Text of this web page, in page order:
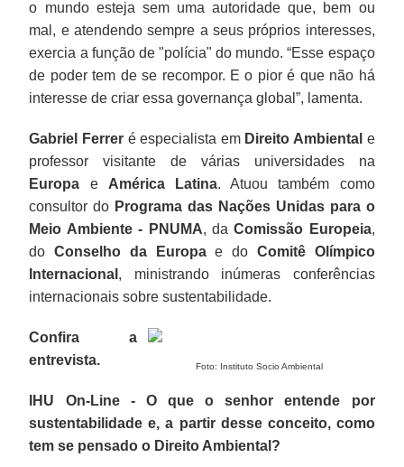
o mundo esteja sem uma autoridade que, bem ou
mal, e atendendo sempre a seus próprios interesses,
exercia a função de "polícia" do mundo. “Esse espaço
de poder tem de se recompor. E o pior é que não há
interesse de criar essa governança global”, lamenta.
Gabriel Ferrer é especialista em Direito Ambiental e
professor visitante de várias universidades na
Europa e América Latina. Atuou também como
consultor do Programa das Nações Unidas para o
Meio Ambiente - PNUMA, daComissão Europeia,
doConselho da Europae do Comitê Olímpico
Internacional , ministrando inúmeras conferências
internacionais sobre sustentabilidade.
Foto: Instituto Socio Ambiental
Confira a
entrevista.
IHU On-Line - O que o senhor entende por
sustentabilidade e, a partir desse conceito, como
tem se pensado o Direito Ambiental?